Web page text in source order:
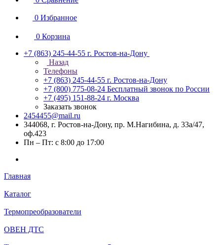
0 Избранное
0 Корзина
+7 (863) 245-44-55 г. Ростов-на-Дону
Назад
Телефоны
+7 (863) 245-44-55 г. Ростов-на-Дону
+7 (800) 775-08-24 Бесплатный звонок по России
+7 (495) 151-88-24 г. Москва
Заказать звонок
2454455@mail.ru
344068, г. Ростов-на-Дону, пр. М.Нагибина, д. 33а/47,
оф.423
Пн – Пт: с 8:00 до 17:00
Главная
Каталог
Термопреобразователи
ОВЕН ДТС